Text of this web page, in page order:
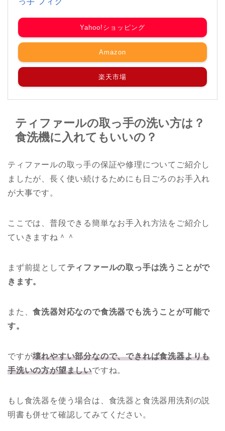
Yahoo!ショッピング
Amazon
楽天市場
ティファールの取っ手の洗い方は？
食洗機に入れてもいいの？
ティファールの取っ手の保証や修理についてご紹介し
ましたが、長く使い続けるためにも日ごろのお手入れ
が大事です。
ここでは、普段できる簡単なお手入れ方法をご紹介し
ていきますね＾＾
まず前提として ティファールの取っ手は洗うことがで
きます。
また、食洗器対応なので食洗器でも洗うことが可能で
す。
ですが壊れやすい部分なので、できれば食洗器よりも
手洗いの方が望ましいですね。
もし食洗器を使う場合は、食洗器と食洗器用洗剤の説
明書も併せて確認してみてください。